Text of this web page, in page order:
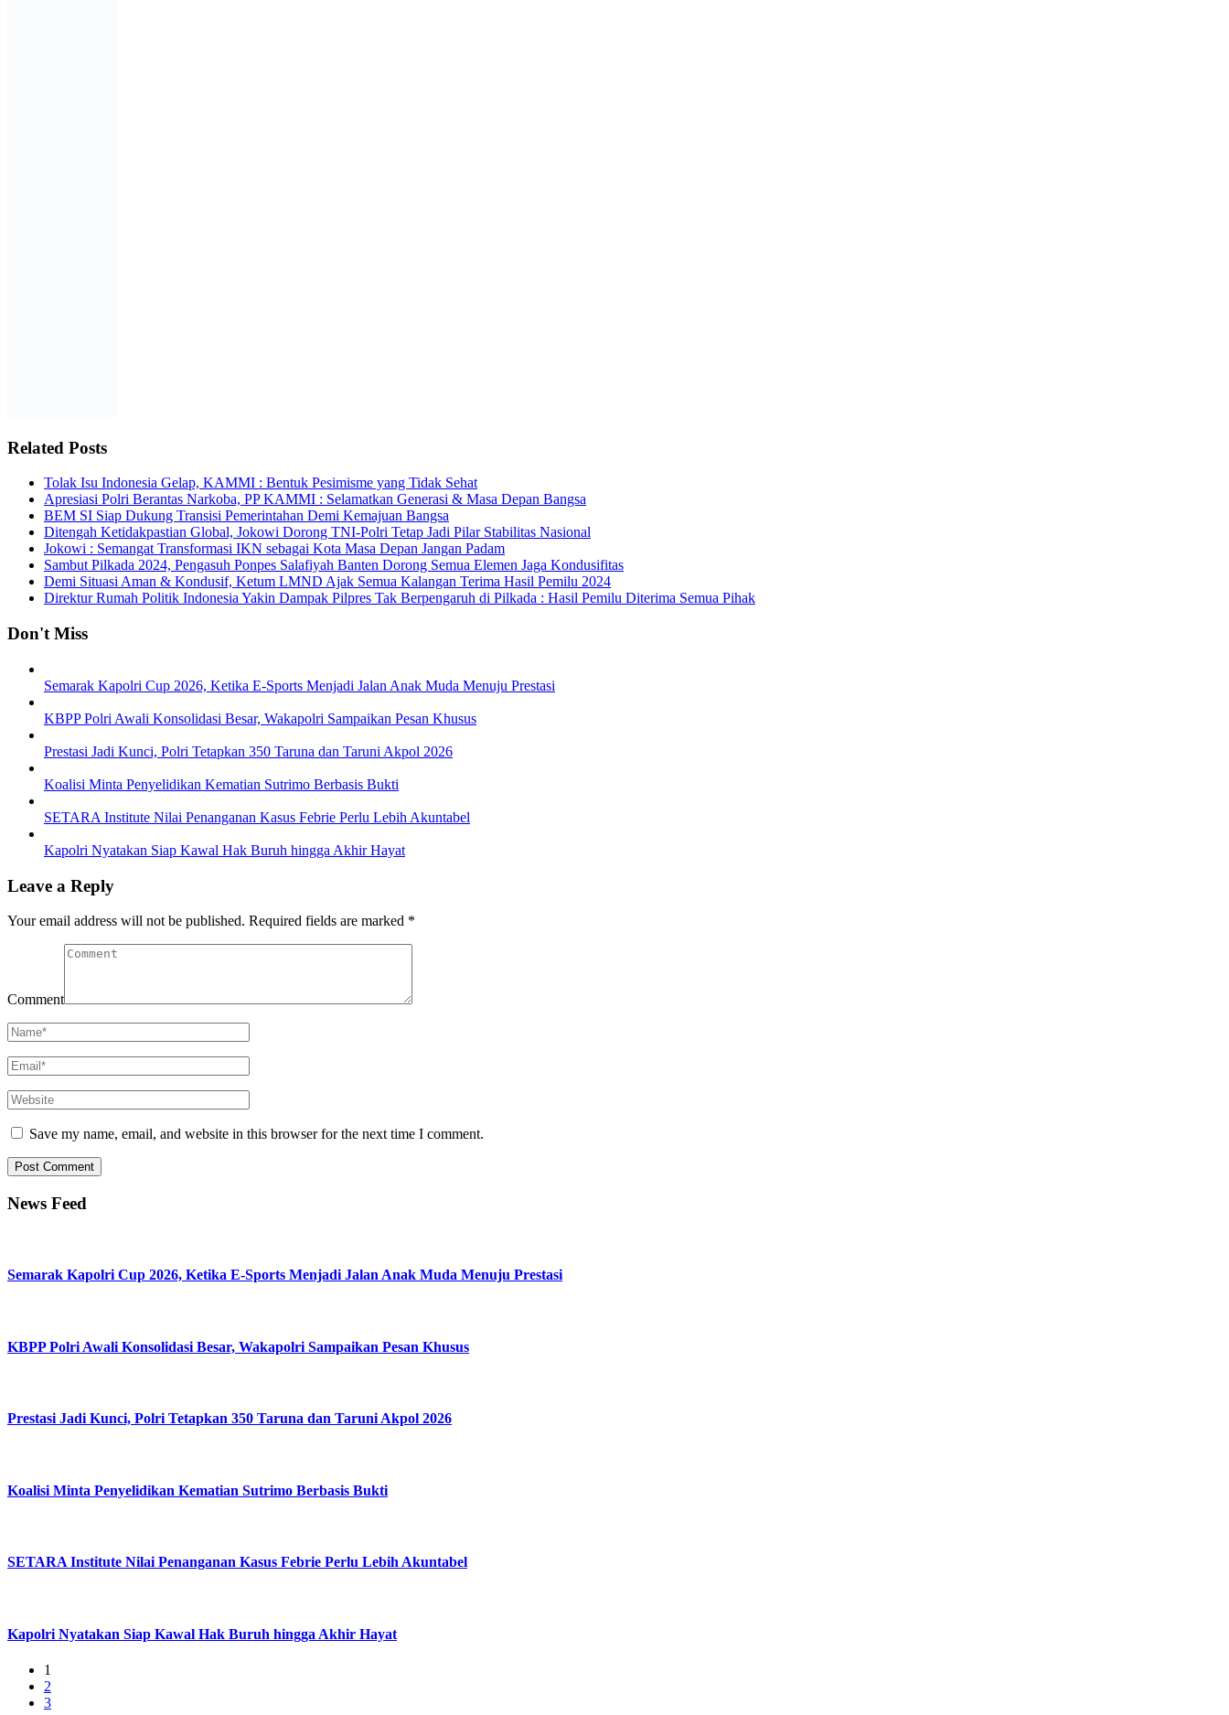
Related Posts
Tolak Isu Indonesia Gelap, KAMMI : Bentuk Pesimisme yang Tidak Sehat
Apresiasi Polri Berantas Narkoba, PP KAMMI : Selamatkan Generasi & Masa Depan Bangsa
BEM SI Siap Dukung Transisi Pemerintahan Demi Kemajuan Bangsa
Ditengah Ketidakpastian Global, Jokowi Dorong TNI-Polri Tetap Jadi Pilar Stabilitas Nasional
Jokowi : Semangat Transformasi IKN sebagai Kota Masa Depan Jangan Padam
Sambut Pilkada 2024, Pengasuh Ponpes Salafiyah Banten Dorong Semua Elemen Jaga Kondusifitas
Demi Situasi Aman & Kondusif, Ketum LMND Ajak Semua Kalangan Terima Hasil Pemilu 2024
Direktur Rumah Politik Indonesia Yakin Dampak Pilpres Tak Berpengaruh di Pilkada : Hasil Pemilu Diterima Semua Pihak
Don't Miss
Semarak Kapolri Cup 2026, Ketika E-Sports Menjadi Jalan Anak Muda Menuju Prestasi
KBPP Polri Awali Konsolidasi Besar, Wakapolri Sampaikan Pesan Khusus
Prestasi Jadi Kunci, Polri Tetapkan 350 Taruna dan Taruni Akpol 2026
Koalisi Minta Penyelidikan Kematian Sutrimo Berbasis Bukti
SETARA Institute Nilai Penanganan Kasus Febrie Perlu Lebih Akuntabel
Kapolri Nyatakan Siap Kawal Hak Buruh hingga Akhir Hayat
Leave a Reply
Your email address will not be published. Required fields are marked *
Comment
Save my name, email, and website in this browser for the next time I comment.
News Feed
Semarak Kapolri Cup 2026, Ketika E-Sports Menjadi Jalan Anak Muda Menuju Prestasi
KBPP Polri Awali Konsolidasi Besar, Wakapolri Sampaikan Pesan Khusus
Prestasi Jadi Kunci, Polri Tetapkan 350 Taruna dan Taruni Akpol 2026
Koalisi Minta Penyelidikan Kematian Sutrimo Berbasis Bukti
SETARA Institute Nilai Penanganan Kasus Febrie Perlu Lebih Akuntabel
Kapolri Nyatakan Siap Kawal Hak Buruh hingga Akhir Hayat
1
2
3